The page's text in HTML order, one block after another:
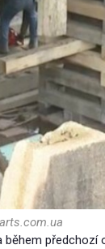
předchozí